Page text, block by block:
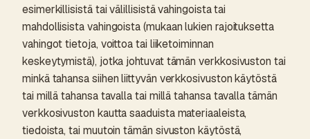
esimerkillisistä tai välillisistä vahingoista tai
mahdollisista vahingoista (mukaan lukien rajoituksetta
vahingot tietoja, voittoa tai liiketoiminnan
keskeytymistä), jotka johtuvat tämän verkkosivuston tai
minkä tahansa siihen liittyvän verkkosivuston käytöstä
tai millä tahansa tavalla tai millä tahansa tavalla tämän
verkkosivuston kautta saaduista materiaaleista,
tiedoista, tai muutoin tämän sivuston käytöstä,